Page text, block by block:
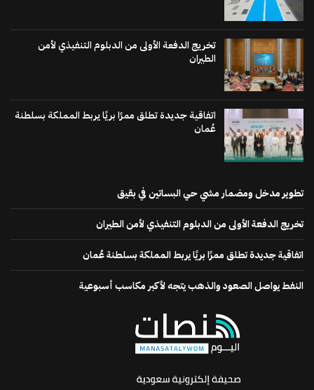
تخريج الدفعة الأولى من الدبلوم التنفيذي لأمن
الطيران
اتفاقية جديدة تطلق ممرًا بريًا يربط المملكة بسلطنة
عُمان
تطوير مدخل ومضمار مشي حي البساتين في بقيق
تخريج الدفعة الأولى من الدبلوم التنفيذي لأمن الطيران
اتفاقية جديدة تطلق ممرًا بريًا يربط المملكة بسلطنة عُمان
النفط يواصل الصعود والذهب يتجه لأكبر مكاسب أسبوعية